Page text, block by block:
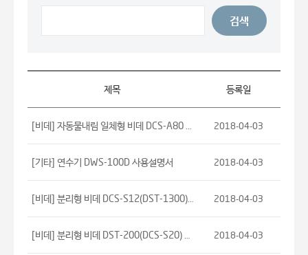
검색
제목 등록일
[비데] 자동물내림 일체형 비데 DCS-A80 사
2018-04-03
[기타] 연수기 DWS-100D 사용설명서 2018-04-03
[비데] 분리형 비데 DCS-S12(DST-1300)
2018-04-03
[비데] 분리형 비데 DST-200(DCS-S20) 사
2018-04-03